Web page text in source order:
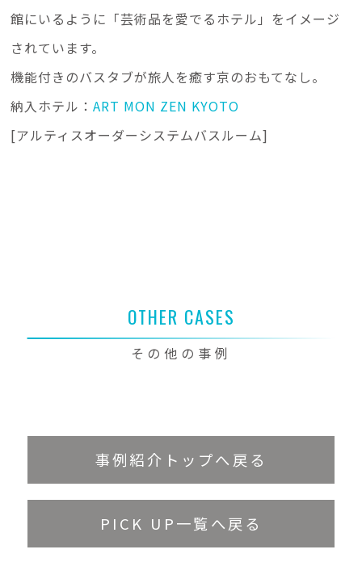
館にいるように「芸術品を愛でるホテル」をイメージ
されています。
機能付きのバスタブが旅人を癒す京のおもてなし。
納入ホテル：ART MON ZEN KYOTO
[アルティスオーダーシステムバスルーム]
OTHER CASES
その他の事例
事例紹介トップへ戻る
PICK UP一覧へ戻る